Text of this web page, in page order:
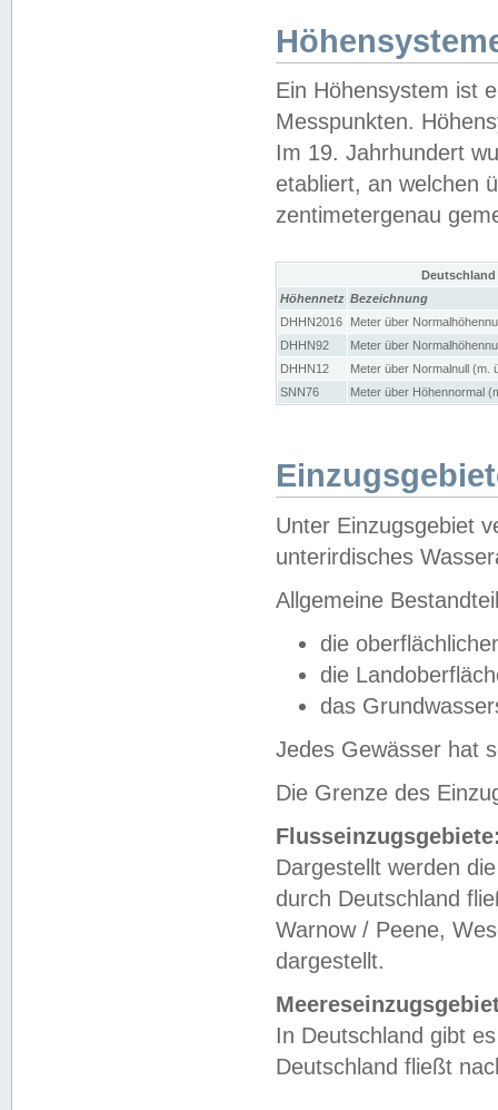
Ein Höhensystem ist
Messpunkten.
Im 19. Jahrhundert
etabliert, an welchen
zentimetergenau
Höhennetz Bezeichnung
DHHN2016
Meter über
DHHN92
Meter über
DHHN12
Meter über Normalnull (m.
SNN76
Meter über Höhennormal
Unter Einzugsgebiet
unterirdisches
Allgemeine
die
die
das
Jedes Gewässer hat
Die Grenze des
Dargestellt werden
durch Deutschland
Warnow / Peene,
dargestellt.
In Deutschland gibt
Deutschland fließt